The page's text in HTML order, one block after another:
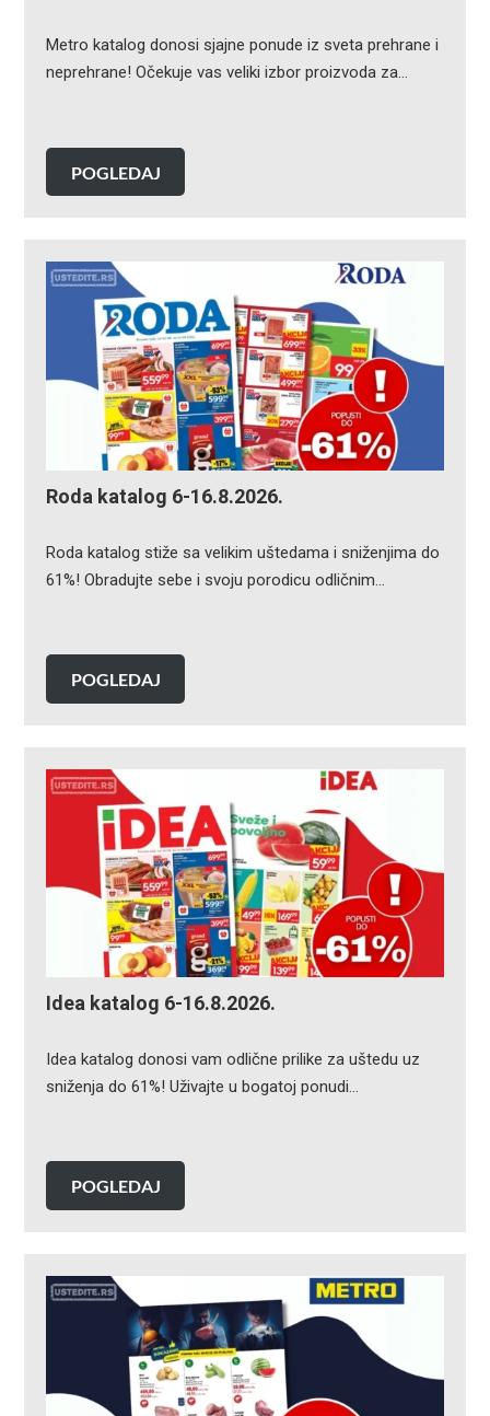
Metro katalog donosi sjajne ponude iz sveta prehrane i
neprehrane! Očekuje vas veliki izbor proizvoda za…
POGLEDAJ
Roda katalog 6-16.8.2026.
Roda katalog stiže sa velikim uštedama i sniženjima do
61%! Obradujte sebe i svoju porodicu odličnim…
POGLEDAJ
Idea katalog 6-16.8.2026.
Idea katalog donosi vam odlične prilike za uštedu uz
sniženja do 61%! Uživajte u bogatoj ponudi…
POGLEDAJ